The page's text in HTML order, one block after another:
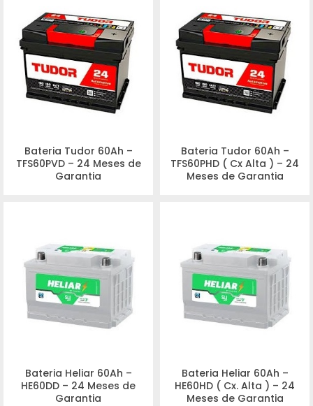
Bateria Tudor 60Ah –
TFS60PVD – 24 Meses de
Garantia
Bateria Tudor 60Ah –
TFS60PHD ( Cx Alta ) – 24
Meses de Garantia
Bateria Heliar 60Ah –
HE60DD – 24 Meses de
Garantia
Bateria Heliar 60Ah –
HE60HD ( Cx. Alta ) – 24
Meses de Garantia